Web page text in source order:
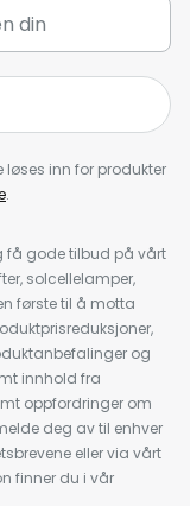
løses inn for produkter
.
få gode tilbud på vårt
solcellelamper,
første til å motta
og
innhold fra
oppfordringer om
deg av til enhver
eller via vårt
finner du i vår